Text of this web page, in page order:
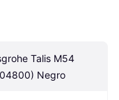
Talis M54
Negro